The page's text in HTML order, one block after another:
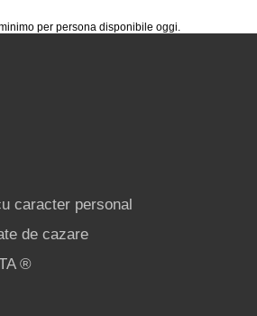
per persona disponibile oggi.
caracter personal
de cazare
®